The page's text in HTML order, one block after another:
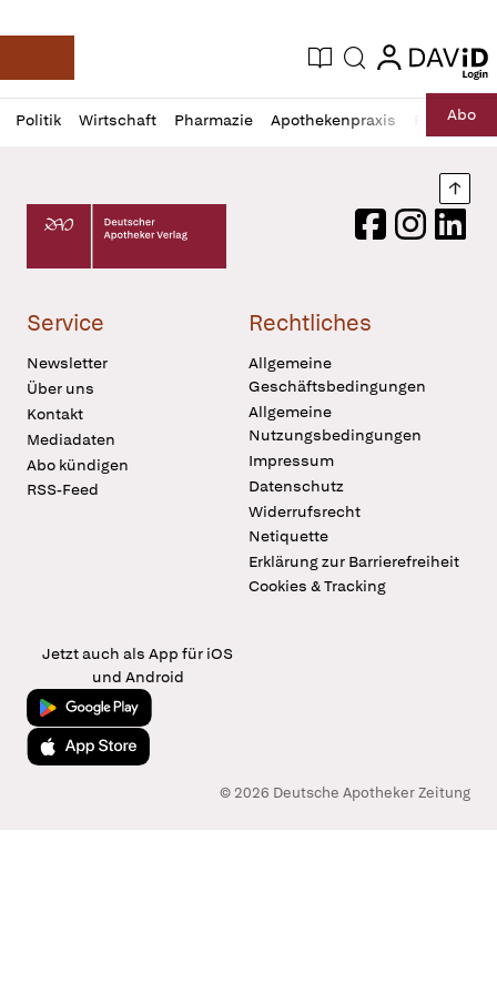
Deutsche Apotheker Zeitung
Aktuelle Ausgabe
Suche login
login
Politik Wirtschaft Pharmazie Apothekenpraxis RechtAbo
Profil
öffnen
Daz
Pur
Deutscher Apotheker Verlag Logo
FacebookInstagram
Service
Newsletter
Über uns
Kontakt
Mediadaten
Abo kündigen
RSS-Feed
Rechtliches
Allgemeine
Geschäftsbedingungen
Allgemeine
Nutzungsbedingungen
Impressum
Datenschutz
Widerrufsrecht
Netiquette
Erklärung zur Barrierefreiheit
Cookies & Tracking
Jetzt auch als App für iOS
und Android
Jetzt bei Google Play
Laden im App Store
© 2026 Deutsche Apotheker Zeitung